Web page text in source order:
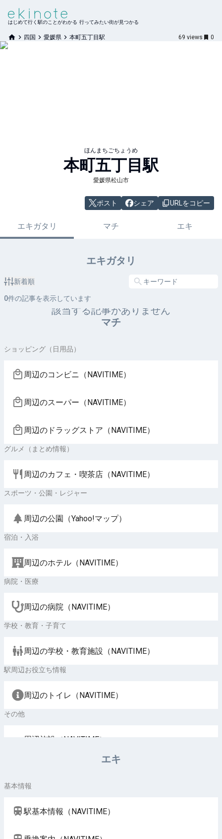
はじめて行く駅のことがわかる 行ってみたい街が見つかる
四国 愛媛県 本町五丁目駅 69 views 0
ほんまちごちょうめ
本町五丁目駅
愛媛県松山市
ポスト シェア URLをコピー
エキガタリ マチ エキ
エキガタリ
新着順
0件の記事を表示しています
該当する記事がありません
マチ
ショッピング（日用品）
周辺のコンビニ（NAVITIME）
周辺のスーパー（NAVITIME）
周辺のドラッグストア（NAVITIME）
グルメ（まとめ情報）
周辺のカフェ・喫茶店（NAVITIME）
スポーツ・公園・レジャー
周辺の公園（Yahoo!マップ）
宿泊・入浴
周辺のホテル（NAVITIME）
病院・医療
周辺の病院（NAVITIME）
学校・教育・子育て
周辺の学校・教育施設（NAVITIME）
駅周辺お役立ち情報
周辺のトイレ（NAVITIME）
その他
周辺施設（NAVITIME）
エキ
基本情報
駅基本情報（NAVITIME）